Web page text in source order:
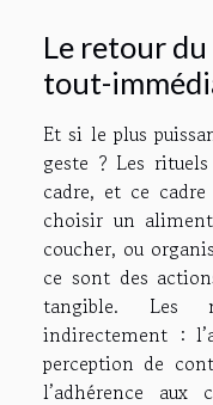
Le retour
tout-
Et si le plus
geste ? Les
cadre, et ce
choisir un
coucher, ou
ce sont des
tangible. Les
indirectement :
perception de
l’adhérence aux